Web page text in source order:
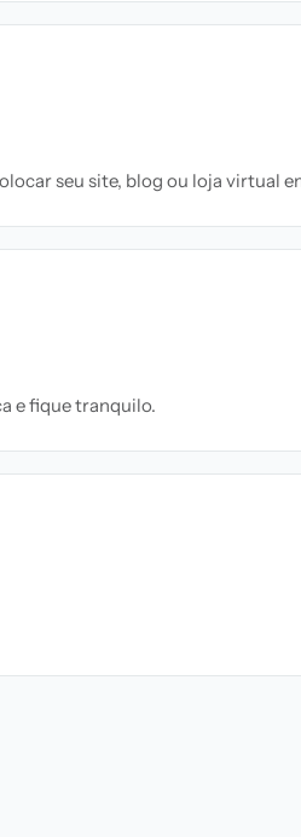
seu site, blog ou loja virtual
e fique tranquilo.